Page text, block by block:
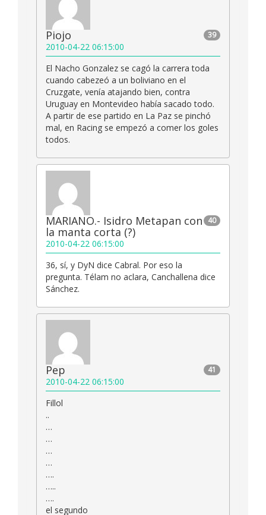
39
Piojo
2010-04-22 06:15:00
El Nacho Gonzalez se cagó la carrera toda
cuando cabezeó a un boliviano en el
Cruzgate, venía atajando bien, contra
Uruguay en Montevideo había sacado todo.
A partir de ese partido en La Paz se pinchó
mal, en Racing se empezó a comer los goles
todos.
40
MARIANO.- Isidro Metapan con
la manta corta (?)
2010-04-22 06:15:00
36, sí, y DyN dice Cabral. Por eso la
pregunta. Télam no aclara, Canchallena dice
Sánchez.
41
Pep
2010-04-22 06:15:00
Fillol
..
…
…
…
…
….
…..
….
el segundo